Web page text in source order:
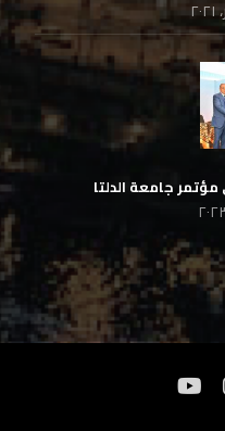
جامعة الدلتا